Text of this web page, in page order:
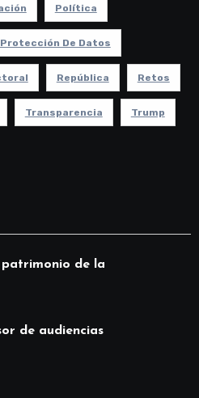
Política
Protección De Datos
República Retos
Transparencia Trump
de la
de audiencias